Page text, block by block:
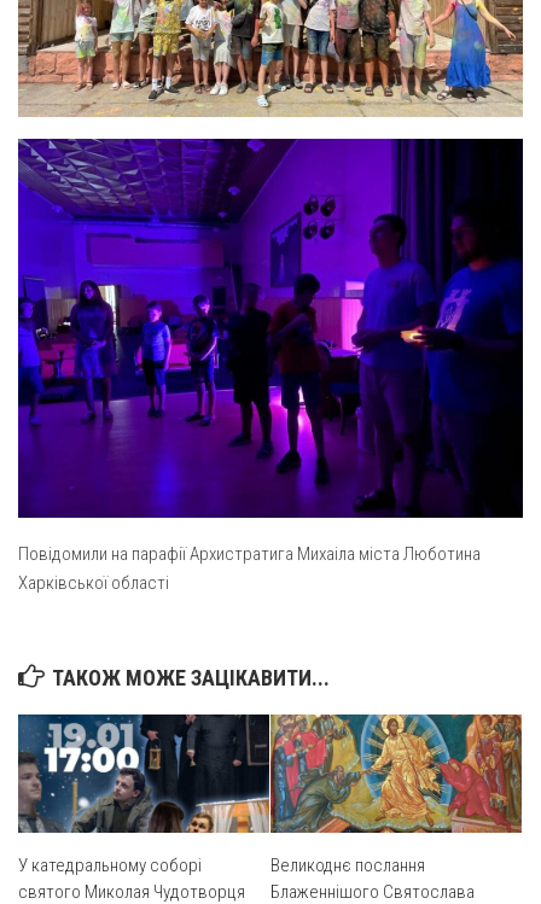
Катехитична комісія
Комісія у справах молоді
Комісія у справах родини
Спільноти
Квіти Слобожанщини
Харківщина
Полтавщина
Сумщина
Оголошення
Трансляції
Повідомили на парафії Архистратига Михаіла міста Люботина
Харківської області
ТАКОЖ МОЖЕ ЗАЦІКАВИТИ...
У катедральному соборі
святого Миколая Чудотворця
Великоднє послання
Блаженнішого Святослава